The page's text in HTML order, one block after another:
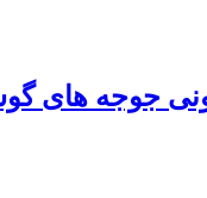
جوجه های